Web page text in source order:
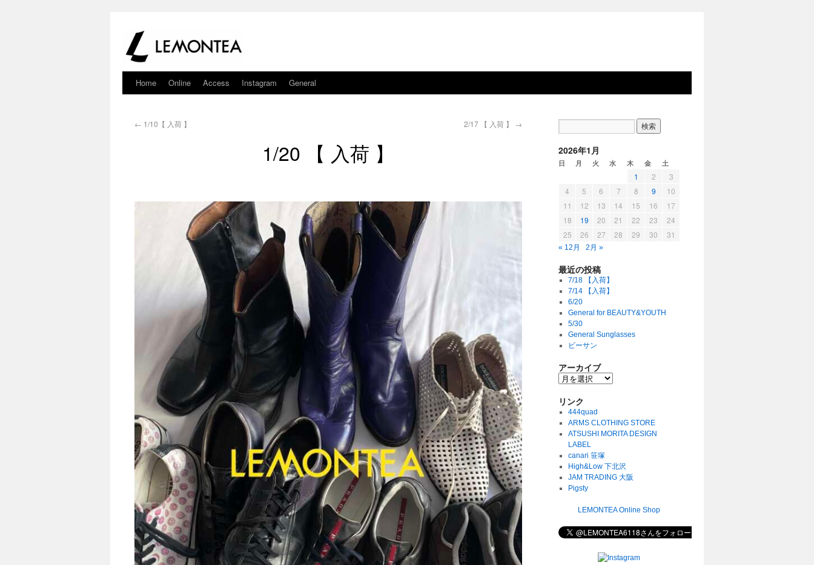
Home Online Access Instagram General
← 1/10【 入荷 】 2/17 【 入荷 】 →
1/20 【 入荷 】 2026年1月
日 月 火 水 木 金 土
1 2
3
4
5 6 7 8 9
10
11
12 13 14 15 16
17
18
19 20 21 22 23
24
25
26 27 28 29 30 31
« 12月 2月 »
最近の投稿
7/18 【入荷】
7/14 【入荷】
6/20
General for BEAUTY&YOUTH
5/30
General Sunglasses
ビーサン
アーカイブ
リンク
444quad
ARMS CLOTHING STORE
ATSUSHI MORITA DESIGN
LABEL
canari 笹塚
High&Low 下北沢
JAM TRADING 大阪
Pigsty
LEMONTEA Online Shop